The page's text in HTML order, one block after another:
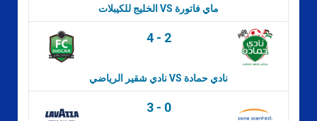
الخليج للكيبلات VS ماي فاتورة
4- 2
نادي شقير الرياضي VS نادي حمادة
3- 0